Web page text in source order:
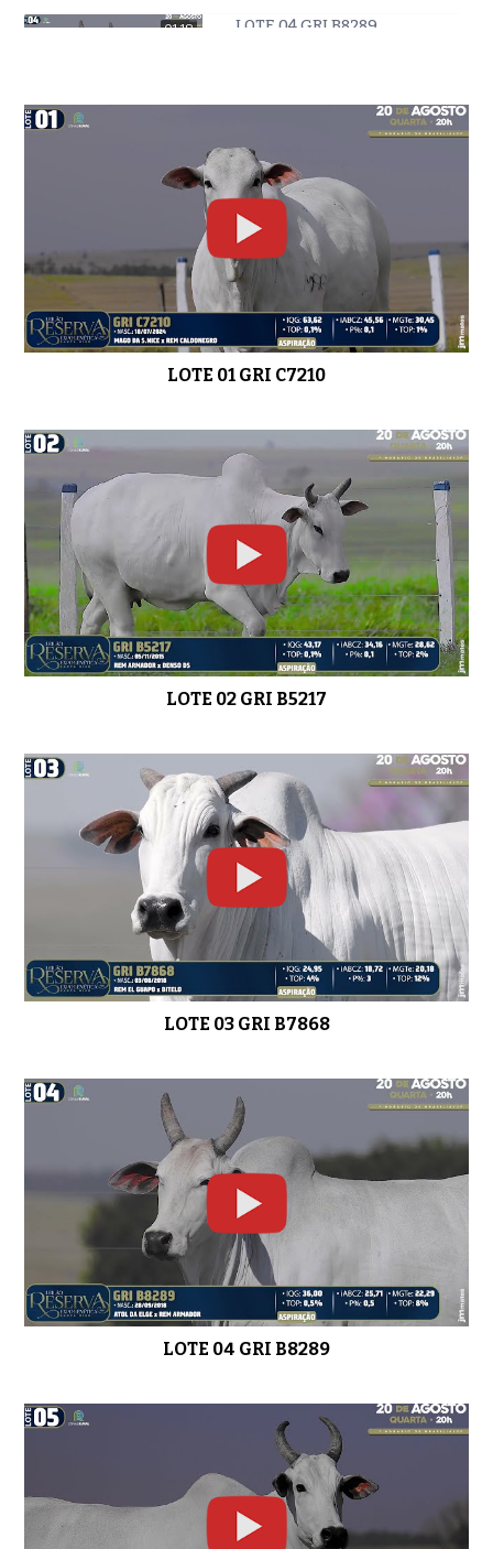
01:18 LOTE 04 GRI B8289
0:34 LOTE 06 GRI C1772
01:28 LOTE 08 GRI C393
0:58 LOTE 09 GRI C1615
0:49 LOTE 10 GRI B8796
01:12 LOTE 11 GRI C1415
01:50 LOTE 14 GRI C3810
02:04 LOTE 15 GRI C5318
LOTE 16 GRI C6080
LOTE 01 GRI C7210
LOTE 02 GRI B5217
LOTE 03 GRI B7868
LOTE 04 GRI B8289